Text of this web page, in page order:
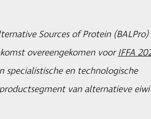
Sources of Protein
overeengekomen voorIFFA
specialistische en technologische
van alternatieve